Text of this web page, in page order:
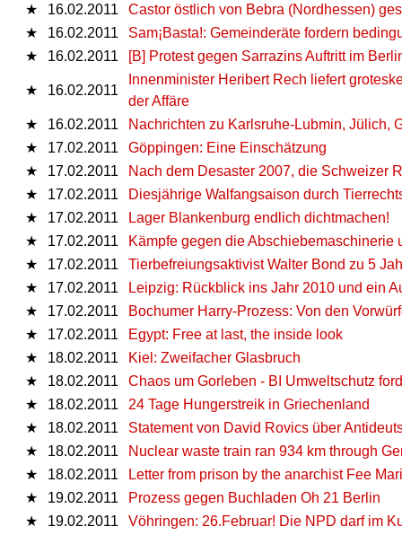
★
16.02.2011
Castor östlich von Bebra (Nordhessen)
★
16.02.2011
Sam¡Basta!: Gemeinderäte fordern
★
16.02.2011 [B] Protest gegen Sarrazins Auftritt im
★ 16.02.2011
Innenminister Heribert Rech liefert
der Affäre
★
16.02.2011
Nachrichten zu Karlsruhe-Lubmin, Jülich,
★
17.02.2011
Göppingen: Eine Einschätzung
★
17.02.2011
Nach dem Desaster 2007, die Schweizer
★
17.02.2011
Diesjährige Walfangsaison durch
★
17.02.2011
Lager Blankenburg endlich dichtmachen!
★
17.02.2011
Kämpfe gegen die Abschiebemaschinerie
★
17.02.2011
Tierbefreiungsaktivist Walter Bond zu 5
★
17.02.2011
Leipzig: Rückblick ins Jahr 2010 und ein
★
17.02.2011
Bochumer Harry-Prozess: Von den
★
17.02.2011
Egypt: Free at last, the inside look
★
18.02.2011
Kiel: Zweifacher Glasbruch
★
18.02.2011
Chaos um Gorleben - BI Umweltschutz
★
18.02.2011
24 Tage Hungerstreik in Griechenland
★
18.02.2011
Statement von David Rovics über
★
18.02.2011
Nuclear waste train ran 934 km through
★
18.02.2011
Letter from prison by the anarchist Fee
★
19.02.2011
Prozess gegen Buchladen Oh 21 Berlin
★
19.02.2011
Vöhringen: 26.Februar! Die NPD darf im